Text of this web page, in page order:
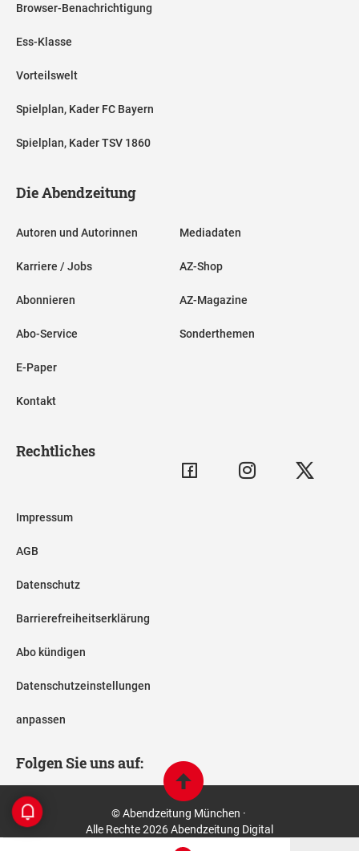
Browser-Benachrichtigung
Ess-Klasse
Vorteilswelt
Spielplan, Kader FC Bayern
Spielplan, Kader TSV 1860
Die Abendzeitung
Autoren und Autorinnen
Karriere / Jobs
Abonnieren
Abo-Service
E-Paper
Kontakt
Mediadaten
AZ-Shop
AZ-Magazine
Sonderthemen
Rechtliches
Impressum
AGB
Datenschutz
Barrierefreiheitserklärung
Abo kündigen
Datenschutzeinstellungen
anpassen
Folgen Sie uns auf:
© Abendzeitung München ·
Alle Rechte 2026 Abendzeitung Digital